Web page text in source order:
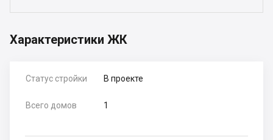
Характеристики ЖК
Статус стройки В проекте
Всего домов 1